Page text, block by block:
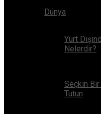
Dünya
Yurt
Nelerdir?
Seçkin
Tutun